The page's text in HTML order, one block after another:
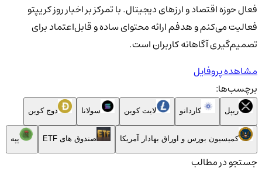
فعال حوزه اقتصاد و ارزهای دیجیتال. با تمرکز بر اخبار روز کریپتو
فعالیت می‌کنم و هدفم ارائه محتوای ساده و قابل‌اعتماد برای
تصمیم‌گیری آگاهانه کاربران است.
مشاهده پروفایل
برچسب‌ها:
ریپل کاردانو لایت کوین سولانا دوج کوین
کمیسیون بورس و اوراق بهادار آمریکا صندوق های ETF پپه
جستجو در مطالب